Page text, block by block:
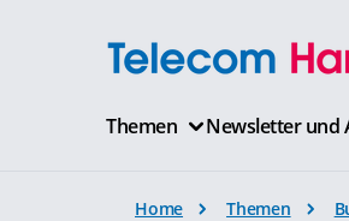
Themen Newsletter und
Home Themen